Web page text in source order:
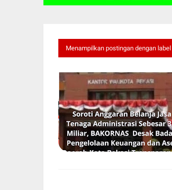
Menampilkan postingan dengan label